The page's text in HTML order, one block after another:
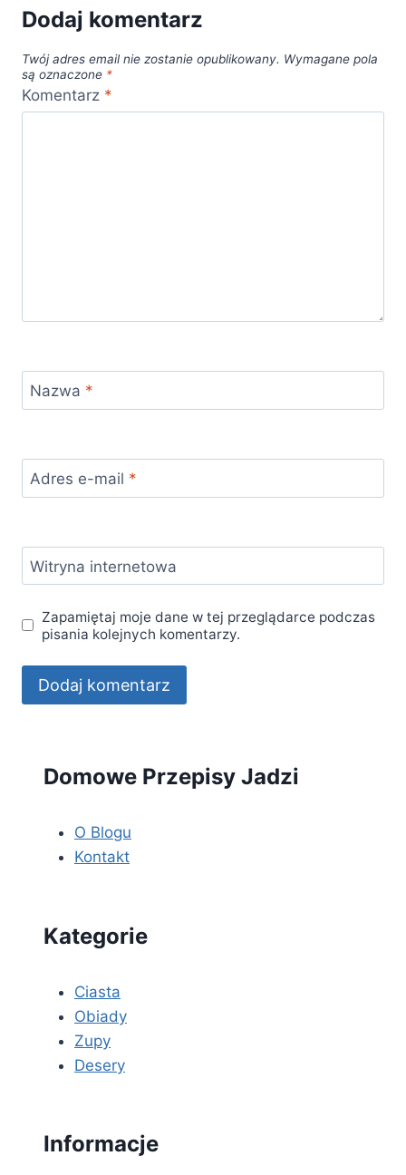
Dodaj komentarz
Twój adres email nie zostanie opublikowany. Wymagane pola
są oznaczone *
Komentarz *
Nazwa *
Adres e-mail *
Witryna internetowa
Zapamiętaj moje dane w tej przeglądarce podczas
pisania kolejnych komentarzy.
Domowe Przepisy Jadzi
O Blogu
Kontakt
Kategorie
Ciasta
Obiady
Zupy
Desery
Informacje